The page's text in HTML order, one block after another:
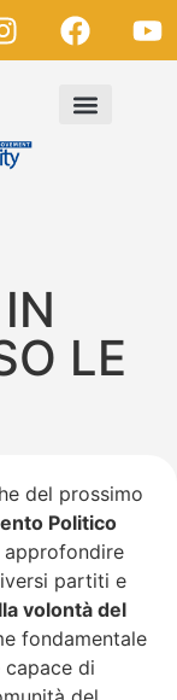
LE
del prossimo
Politico
partiti e
volontà del
fondamentale
di